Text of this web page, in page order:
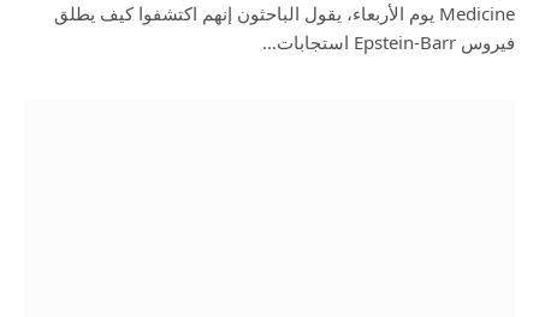
Medicine يوم الأربعاء، يقول الباحثون إنهم اكتشفوا كيف يطلق
فيروس Epstein-Barr استجابات…